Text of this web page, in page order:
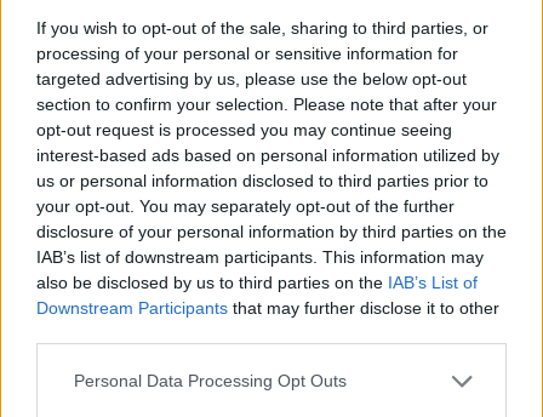
If you wish to opt-out of the sale, sharing to third parties, or
processing of your personal or sensitive information for
targeted advertising by us, please use the below opt-out
section to confirm your selection. Please note that after your
opt-out request is processed you may continue seeing
interest-based ads based on personal information utilized by
us or personal information disclosed to third parties prior to
your opt-out. You may separately opt-out of the further
disclosure of your personal information by third parties on the
IAB’s list of downstream participants. This information may
also be disclosed by us to third parties on the IAB’s List of
Downstream Participants that may further disclose it to other
Please note that this website/app uses one or more Google
Personal Data Processing Opt Outs
σύνδεση του Νοσοκομείου Γιαννιτσών.
Ιδιαίτερα σημαντική είναι η ανταπόκριση της
βιομηχανίας, επιβεβαιώνοντας τον ρόλο των
υποδομών διανομής φυσικού αερίου στην
ενίσχυση της ανταγωνιστικότητας, στη μείωση
του ενεργειακού κόστους και την προστασία του
περιβάλλοντος. Συνολικά,44 βιομηχανίεςστην
Κεντρική Μακεδονία είναι ήδη συνδεδεμένες με
το δίκτυο φυσικού αερίου, ενώ στην Αλεξάνδρεια